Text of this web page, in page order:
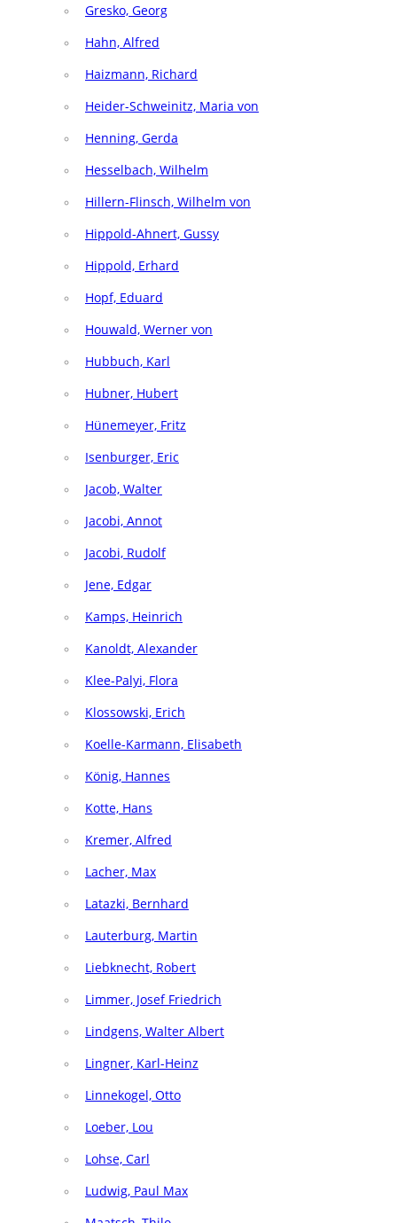
Gresko, Georg
Hahn, Alfred
Haizmann, Richard
Heider-Schweinitz, Maria von
Henning, Gerda
Hesselbach, Wilhelm
Hillern-Flinsch, Wilhelm von
Hippold-Ahnert, Gussy
Hippold, Erhard
Hopf, Eduard
Houwald, Werner von
Hubbuch, Karl
Hubner, Hubert
Hünemeyer, Fritz
Isenburger, Eric
Jacob, Walter
Jacobi, Annot
Jacobi, Rudolf
Jene, Edgar
Kamps, Heinrich
Kanoldt, Alexander
Klee-Palyi, Flora
Klossowski, Erich
Koelle-Karmann, Elisabeth
König, Hannes
Kotte, Hans
Kremer, Alfred
Lacher, Max
Latazki, Bernhard
Lauterburg, Martin
Liebknecht, Robert
Limmer, Josef Friedrich
Lindgens, Walter Albert
Lingner, Karl-Heinz
Linnekogel, Otto
Loeber, Lou
Lohse, Carl
Ludwig, Paul Max